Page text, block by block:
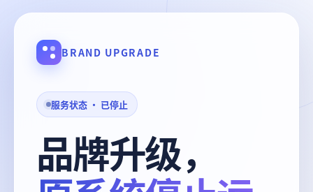
BRAND UPGRADE
服务状态 · 已停止
品牌升级，